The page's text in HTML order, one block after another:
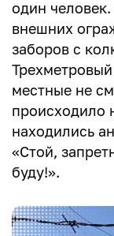
один
внешних
заборов с
местные не
происходило
находились
«Стой,
буду!».